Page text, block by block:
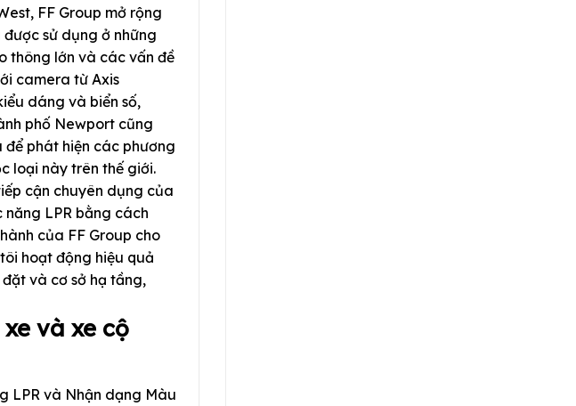
FF Group mở rộng
sử dụng ở những
thông lớn và các vấn đề
camera từ Axis
dáng và biển số,
phố Newport cũng
để phát hiện các phương
loại này trên thế giới.
cận chuyên dụng của
LPR bằng cách
của FF Group cho
hoạt động hiệu quả
và cơ sở hạ tầng,
và xe cộ
LPR và Nhận dạng Màu